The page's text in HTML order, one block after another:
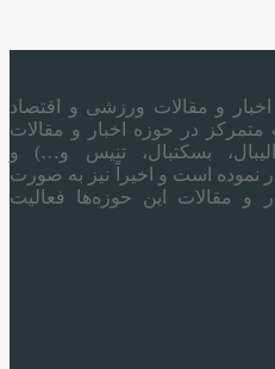
و مقالات ورزشی و اقتصاد
1395 به صورت متمرکز در حوزه اخبار و مقالات
بسکتبال، تنیس و…) و
نموده است و اخیراً نیز به صورت
و مقالات این حوزه‌ها فعالیت